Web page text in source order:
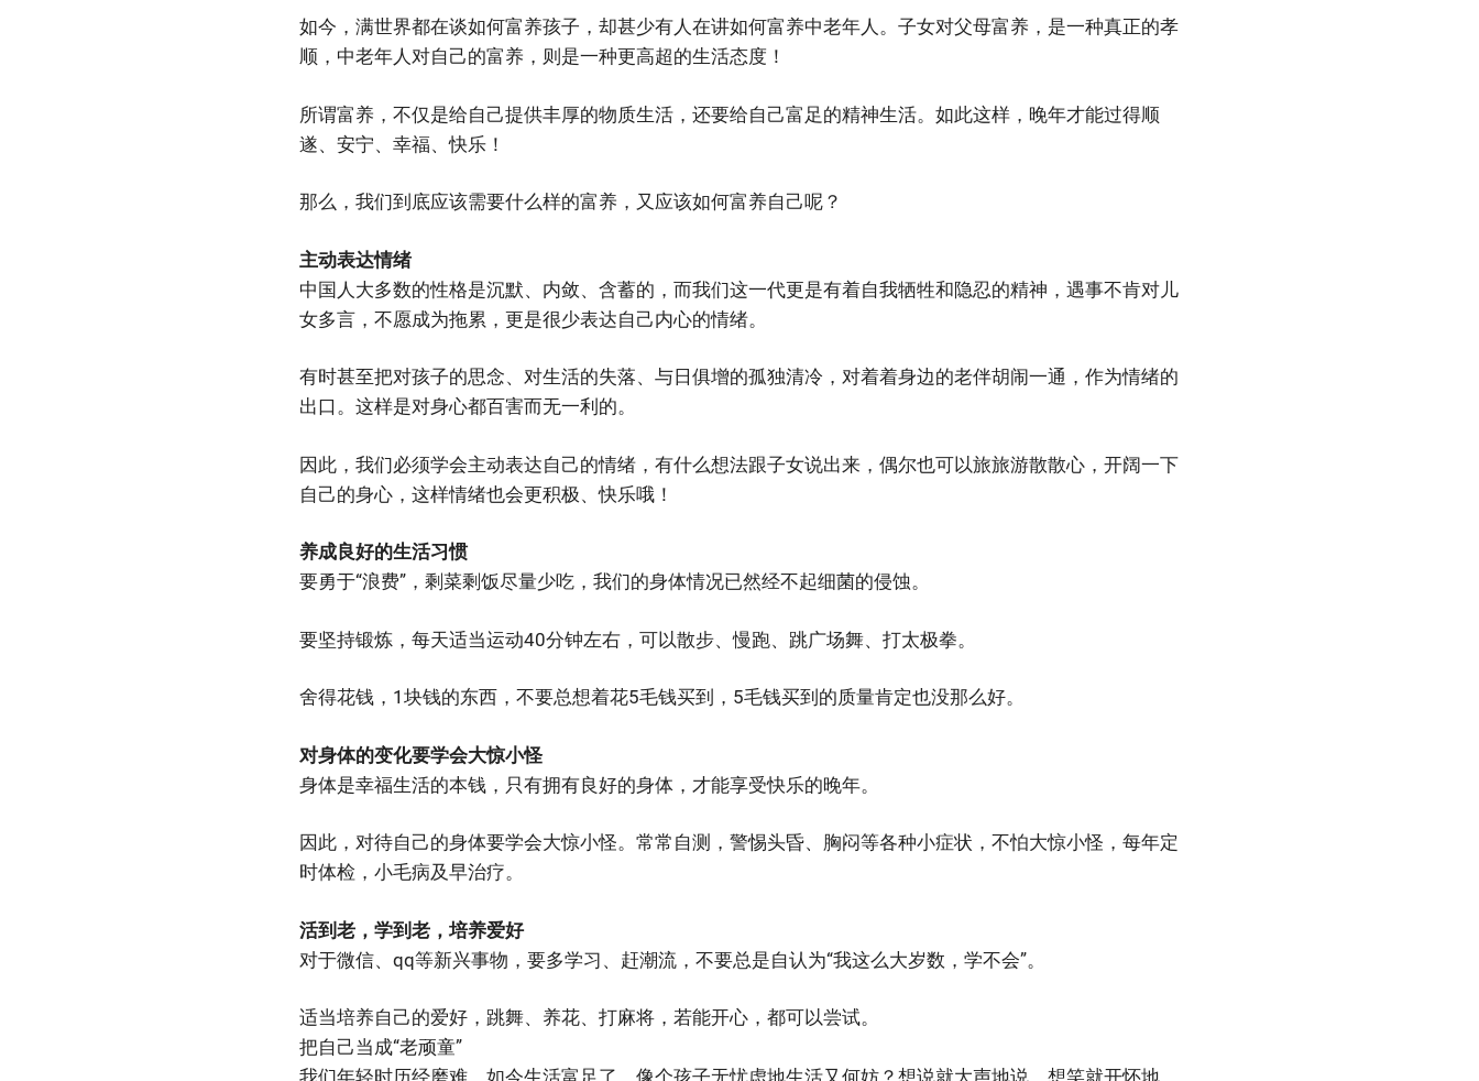
如今，满世界都在谈如何富养孩子，却甚少有人在讲如何富养中老年人。子女对父母富养，是一种真正的孝
顺，中老年人对自己的富养，则是一种更高超的生活态度！
所谓富养，不仅是给自己提供丰厚的物质生活，还要给自己富足的精神生活。如此这样，晚年才能过得顺
遂、安宁、幸福、快乐！
那么，我们到底应该需要什么样的富养，又应该如何富养自己呢？
主动表达情绪
中国人大多数的性格是沉默、内敛、含蓄的，而我们这一代更是有着自我牺牲和隐忍的精神，遇事不肯对儿
女多言，不愿成为拖累，更是很少表达自己内心的情绪。
有时甚至把对孩子的思念、对生活的失落、与日俱增的孤独清冷，对着着身边的老伴胡闹一通，作为情绪的
出口。这样是对身心都百害而无一利的。
因此，我们必须学会主动表达自己的情绪，有什么想法跟子女说出来，偶尔也可以旅旅游散散心，开阔一下
自己的身心，这样情绪也会更积极、快乐哦！
养成良好的生活习惯
要勇于“浪费”，剩菜剩饭尽量少吃，我们的身体情况已然经不起细菌的侵蚀。
要坚持锻炼，每天适当运动40分钟左右，可以散步、慢跑、跳广场舞、打太极拳。
舍得花钱，1块钱的东西，不要总想着花5毛钱买到，5毛钱买到的质量肯定也没那么好。
对身体的变化要学会大惊小怪
身体是幸福生活的本钱，只有拥有良好的身体，才能享受快乐的晚年。
因此，对待自己的身体要学会大惊小怪。常常自测，警惕头昏、胸闷等各种小症状，不怕大惊小怪，每年定
时体检，小毛病及早治疗。
活到老，学到老，培养爱好
对于微信、qq等新兴事物，要多学习、赶潮流，不要总是自认为“我这么大岁数，学不会”。
适当培养自己的爱好，跳舞、养花、打麻将，若能开心，都可以尝试。
把自己当成“老顽童”